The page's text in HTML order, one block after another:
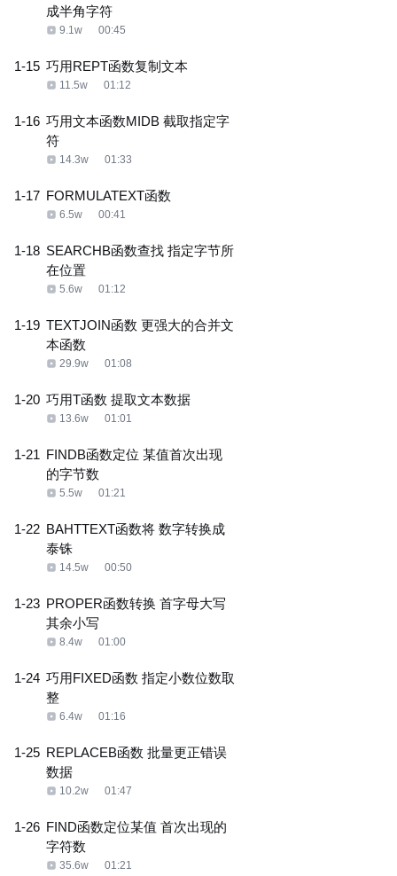
成半角字符
9.1w 00:45
1-15 巧用REPT函数复制文本
11.5w 01:12
1-16 巧用文本函数MIDB 截取指定字
符
14.3w 01:33
1-17 FORMULATEXT函数
6.5w 00:41
1-18 SEARCHB函数查找 指定字节所
在位置
5.6w 01:12
1-19 TEXTJOIN函数 更强大的合并文
本函数
29.9w 01:08
1-20 巧用T函数 提取文本数据
13.6w 01:01
1-21 FINDB函数定位 某值首次出现
的字节数
5.5w 01:21
1-22 BAHTTEXT函数将 数字转换成
泰铢
14.5w 00:50
1-23 PROPER函数转换 首字母大写
其余小写
8.4w 01:00
1-24 巧用FIXED函数 指定小数位数取
整
6.4w 01:16
1-25 REPLACEB函数 批量更正错误
数据
10.2w 01:47
1-26 FIND函数定位某值 首次出现的
字符数
35.6w 01:21